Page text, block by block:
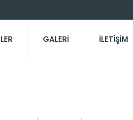
GALERİ İLETİŞİM